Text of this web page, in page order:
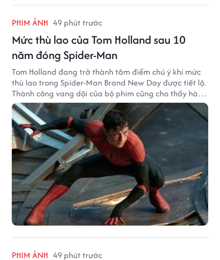
PHIM ẢNH 49 phút trước
Mức thù lao của Tom Holland sau 10
năm đóng Spider-Man
Tom Holland đang trở thành tâm điểm chú ý khi mức
thù lao trong Spider-Man Brand New Day được tiết lộ.
Thành công vang dội của bộ phim cũng cho thấy hành
trình thăng hạng đáng chú ý của nam diễn viên sau
một thập kỷ gắn bó với vai Người Nhện.
PHIM ẢNH 49 phút trước